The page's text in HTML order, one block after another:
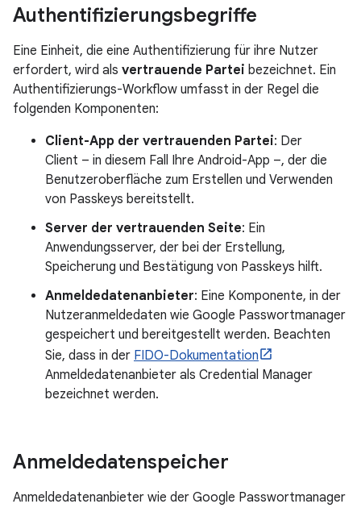
Authentifizierungsbegriffe
Eine Einheit, die eine Authentifizierung für ihre Nutzer
erfordert, wird als vertrauende Partei bezeichnet. Ein
Authentifizierungs-Workflow umfasst in der Regel die
folgenden Komponenten:
Client-App der vertrauenden Partei: Der
Client – in diesem Fall Ihre Android-App –, der die
Benutzeroberfläche zum Erstellen und Verwenden
von Passkeys bereitstellt.
Server der vertrauenden Seite: Ein
Anwendungsserver, der bei der Erstellung,
Speicherung und Bestätigung von Passkeys hilft.
Anmeldedatenanbieter: Eine Komponente, in der
Nutzeranmeldedaten wie Google Passwortmanager
gespeichert und bereitgestellt werden. Beachten
Sie, dass in der FIDO-Dokumentation
Anmeldedatenanbieter als Credential Manager
bezeichnet werden.
Anmeldedatenspeicher
Anmeldedatenanbieter wie der Google Passwortmanager